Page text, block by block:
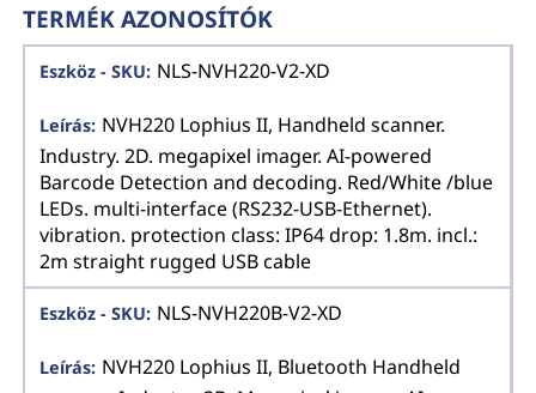
TERMÉK AZONOSÍTÓK
NLS-NVH220-V2-XD
NVH220 Lophius II, Handheld scanner.
Industry. 2D. megapixel imager. AI-powered
Barcode Detection and decoding. Red/White /blue
LEDs. multi-interface (RS232-USB-Ethernet).
vibration. protection class: IP64 drop: 1.8m. incl.:
2m straight rugged USB cable
NLS-NVH220B-V2-XD
NVH220 Lophius II, Bluetooth Handheld